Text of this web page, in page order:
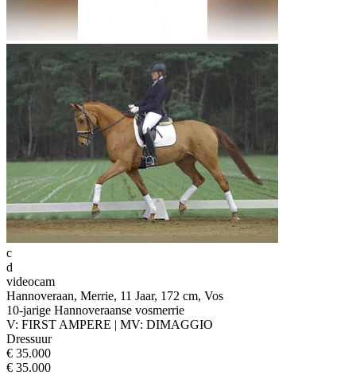
c
d
videocam
Hannoveraan, Merrie, 11 Jaar, 172 cm, Vos
10-jarige Hannoveraanse vosmerrie
V: FIRST AMPERE | MV: DIMAGGIO
Dressuur
€ 35.000
€ 35.000